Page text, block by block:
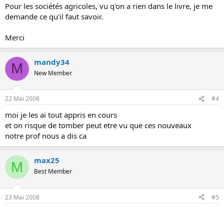
Pour les sociétés agricoles, vu q'on a rien dans le livre, je me
demande ce qu'il faut savoir.
Merci
M mandy34
New Member
22 Mai 2008 #4
moi je les ai tout appris en cours
et on risque de tomber peut etre vu que ces nouveaux
notre prof nous a dis ca
M max25
Best Member
23 Mai 2008 #5